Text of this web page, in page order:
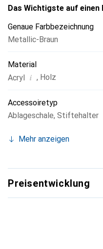
modernem Metallic-Look
Bedürfnis nach einem
mit Wohlfühlcharakter.
Das Wichtigste auf einen
Genaue Farbbezeichnung
Metallic-Braun
Material
Acryl
i , Holz
Accessoiretyp
Ablageschale, Stiftehalter
Mehr anzeigen
Preisentwicklung